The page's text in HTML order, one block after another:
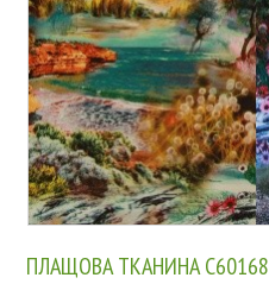
ПЛАЩОВА ТКАНИНА C60168